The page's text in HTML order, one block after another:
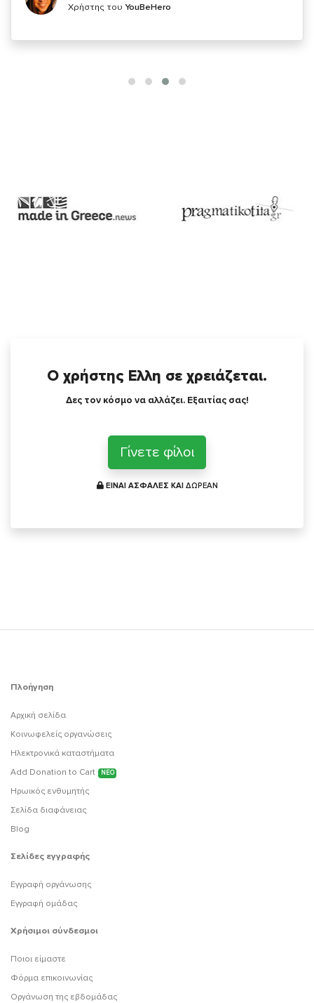
Ο χρήστης Ελλη σε χρειάζεται.
Δες τον κόσμο να αλλάζει. Εξαιτίας σας!
Γίνετε φίλοι
ΕΙΝΑΙ ΑΣΦΑΛΕΣ ΚΑΙ ΔΩΡΕΑΝ
Πλοήγηση
Αρχική σελίδα
Κοινωφελείς οργανώσεις
Ηλεκτρονικά καταστήματα
Add Donation to Cart
ΝΕΟ
Ηρωικός ενθυμητής
Σελίδα διαφάνειας
Blog
Σελίδες εγγραφής
Εγγραφή οργάνωσης
Εγγραφή ομάδας
Χρήσιμοι σύνδεσμοι
Ποιοι είμαστε
Φόρμα επικοινωνίας
Οργάνωση της εβδομάδας